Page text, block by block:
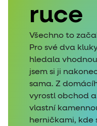
ruce
Všechno to
Pro své dva
hledala
jsem si ji
sama. Z
vyrostl obchod
vlastní
herničkami, kde